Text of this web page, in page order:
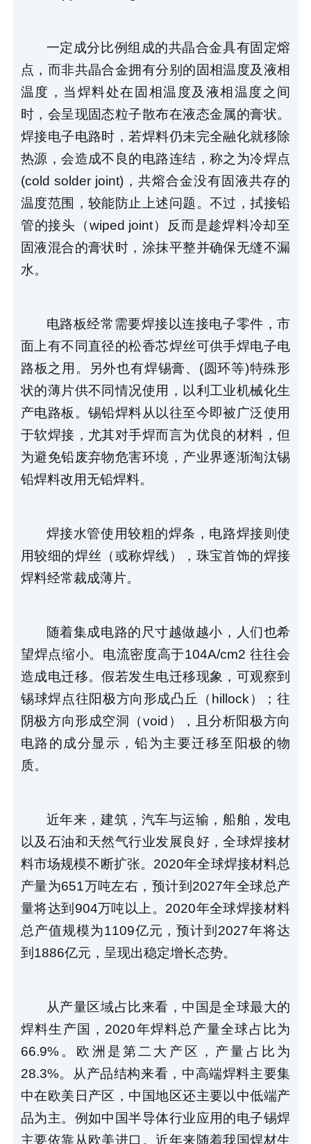
一定成分比例组成的共晶合金具有固定熔
点，而非共晶合金拥有分别的固相温度及液相
温度，当焊料处在固相温度及液相温度之间
时，会呈现固态粒子散布在液态金属的膏状。
焊接电子电路时，若焊料仍未完全融化就移除
热源，会造成不良的电路连结，称之为冷焊点
(cold solder joint)，共熔合金没有固液共存的
温度范围，较能防止上述问题。不过，拭接铅
管的接头（wiped joint）反而是趁焊料冷却至
固液混合的膏状时，涂抹平整并确保无缝不漏
水。
电路板经常需要焊接以连接电子零件，市
面上有不同直径的松香芯焊丝可供手焊电子电
路板之用。另外也有焊锡膏、(圆环等)特殊形
状的薄片供不同情况使用，以利工业机械化生
产电路板。锡铅焊料从以往至今即被广泛使用
于软焊接，尤其对手焊而言为优良的材料，但
为避免铅废弃物危害环境，产业界逐渐淘汰锡
铅焊料改用无铅焊料。
焊接水管使用较粗的焊条，电路焊接则使
用较细的焊丝（或称焊线），珠宝首饰的焊接
焊料经常裁成薄片。
随着集成电路的尺寸越做越小，人们也希
望焊点缩小。电流密度高于104A/cm2 往往会
造成电迁移。假若发生电迁移现象，可观察到
锡球焊点往阳极方向形成凸丘（hillock）；往
阴极方向形成空洞（void），且分析阳极方向
电路的成分显示，铅为主要迁移至阳极的物
质。
近年来，建筑，汽车与运输，船舶，发电
以及石油和天然气行业发展良好，全球焊接材
料市场规模不断扩张。2020年全球焊接材料总
产量为651万吨左右，预计到2027年全球总产
量将达到904万吨以上。2020年全球焊接材料
总产值规模为1109亿元，预计到2027年将达
到1886亿元，呈现出稳定增长态势。
从产量区域占比来看，中国是全球最大的
焊料生产国，2020年焊料总产量全球占比为
66.9%。欧洲是第二大产区，产量占比为
28.3%。从产品结构来看，中高端焊料主要集
中在欧美日产区，中国地区还主要以中低端产
品为主。例如中国半导体行业应用的电子锡焊
主要依靠从欧美进口。近年来随着我国焊材生